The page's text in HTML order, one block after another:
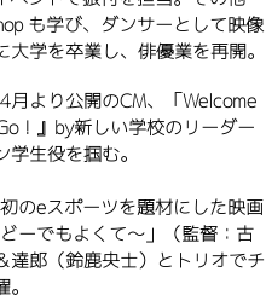
も学び、ダンサーとして映像
学を卒業し、俳優業を再開。
より公開のCM、「Welcome
！』by新しい学校のリーダー
生役を掴む。
のeスポーツを題材にした映画
ーでもよくて～」（監督：古
達郎（鈴鹿央士）とトリオでチ